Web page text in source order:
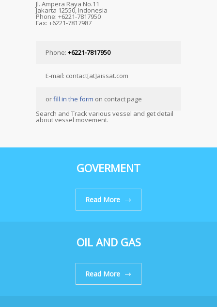
Jl. Ampera Raya No.11
Jakarta 12550, Indonesia
Phone: +6221-7817950
Fax: +6221-7817987
Phone: +6221-7817950
E-mail: contact[at]aissat.com
orfill in the form on contact page
Search and Track various vessel and get detail
about vessel movement.
GOVERMENT
Read More
OIL AND GAS
Read More